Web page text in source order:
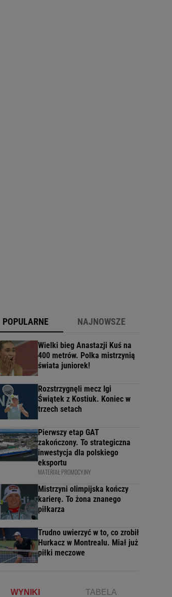
POPULARNE NAJNOWSZE
Wielki bieg Anastazji Kuś na
400 metrów. Polka mistrzynią
świata juniorek!
Rozstrzygnęli mecz Igi
Świątek z Kostiuk. Koniec w
trzech setach
Pierwszy etap GAT
zakończony. To strategiczna
inwestycja dla polskiego
eksportu
MATERIAŁ PROMOCYJNY
Mistrzyni olimpijska kończy
karierę. To żona znanego
piłkarza
Trudno uwierzyć w to, co zrobił
Hurkacz w Montrealu. Miał już
piłki meczowe
WYNIKI TABELA